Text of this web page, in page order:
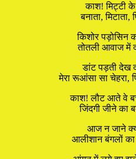
काश! मिट्टी के
बनाता, मिटाता,
किशोर पड़ोसिन
तोतली आवाज में
डांट पड़ती देख
मेरा रूआंसा सा चेहरा,
काश! लौट आते वे
जिंदगी जीने का
आज न जाने
आलीशान बंगलों